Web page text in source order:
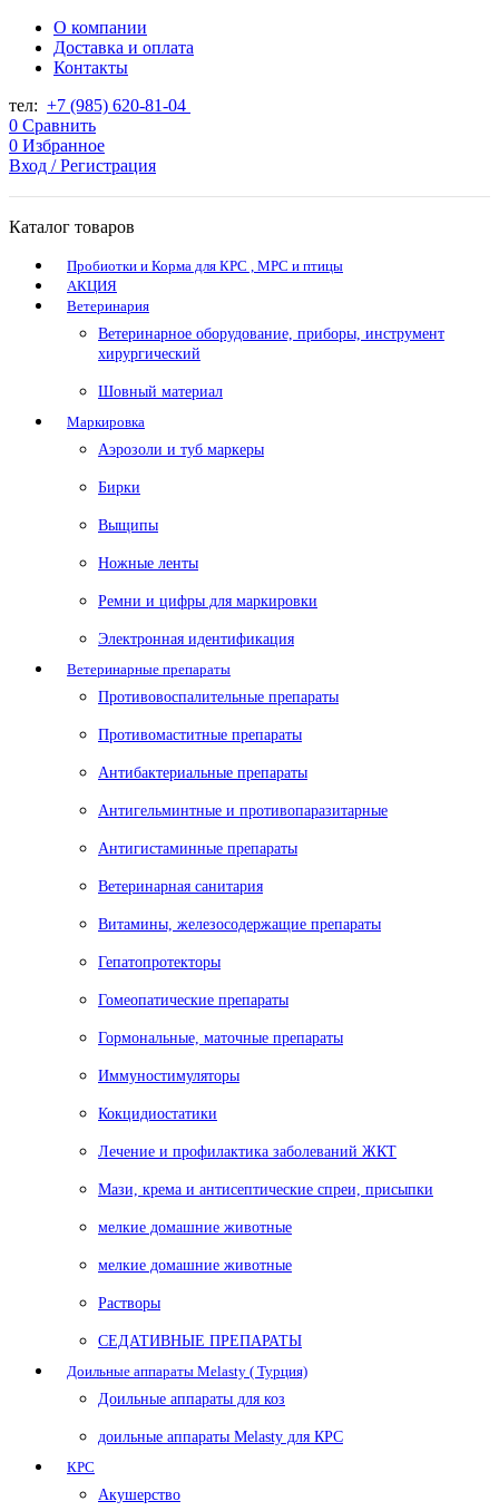
О компании
Доставка и оплата
Контакты
тел: +7 (985) 620-81-04
0 Сравнить
0 Избранное
Вход / Регистрация
Каталог товаров
Пробиотки и Корма для КРС , МРС и птицы
АКЦИЯ
Ветеринария
Ветеринарное оборудование, приборы, инструмент
хирургический
Шовный материал
Маркировка
Аэрозоли и туб маркеры
Бирки
Выщипы
Ножные ленты
Ремни и цифры для маркировки
Электронная идентификация
Ветеринарные препараты
Противовоспалительные препараты
Противомаститные препараты
Антибактериальные препараты
Антигельминтные и противопаразитарные
Антигистаминные препараты
Ветеринарная санитария
Витамины, железосодержащие препараты
Гепатопротекторы
Гомеопатические препараты
Гормональные, маточные препараты
Иммуностимуляторы
Кокцидиостатики
Лечение и профилактика заболеваний ЖКТ
Мази, крема и антисептические спреи, присыпки
мелкие домашние животные
мелкие домашние животные
Растворы
СЕДАТИВНЫЕ ПРЕПАРАТЫ
Доильные аппараты Melasty ( Турция)
Доильные аппараты для коз
доильные аппараты Melasty для КРС
КРС
Акушерство